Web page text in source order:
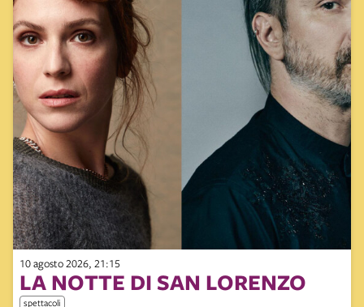
10 agosto 2026, 21:15
LA NOTTE DI SAN LORENZO
spettacoli